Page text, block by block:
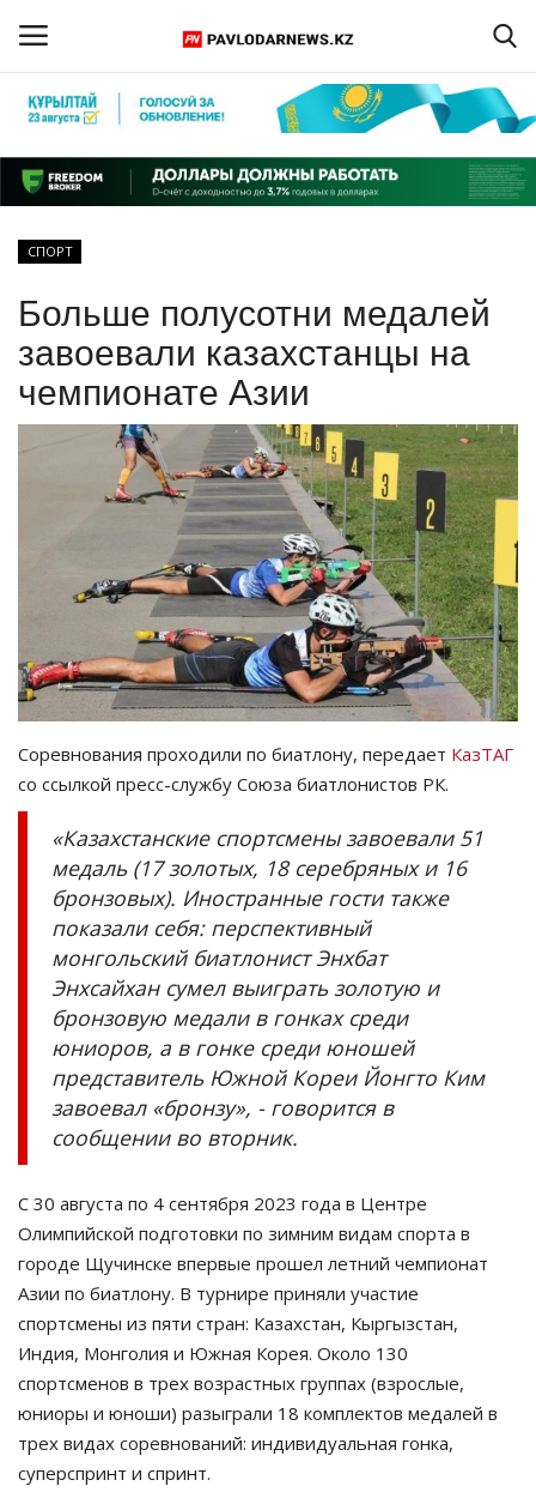
Регистрация
Главная
ПАВЛОДАРСКАЯ ОБЛАСТЬ
КАЗАХСТАН
МИР
РАЗВЛЕЧЕНИЯ
OFFICIAL
Курултай
Язык
Қазақша Русский
СПОРТ
Больше полусотни медалей
завоевали казахстанцы на
чемпионате Азии
Соревнования проходили по биатлону, передает КазТАГ
со ссылкой пресс-службу Союза биатлонистов РК.
«Казахстанские спортсмены завоевали 51
медаль (17 золотых, 18 серебряных и 16
бронзовых). Иностранные гости также
показали себя: перспективный
монгольский биатлонист Энхбат
Энхсайхан сумел выиграть золотую и
бронзовую медали в гонках среди
юниоров, а в гонке среди юношей
представитель Южной Кореи Йонгто Ким
завоевал «бронзу», - говорится в
сообщении во вторник.
С 30 августа по 4 сентября 2023 года в Центре
Олимпийской подготовки по зимним видам спорта в
городе Щучинске впервые прошел летний чемпионат
Азии по биатлону. В турнире приняли участие
спортсмены из пяти стран: Казахстан, Кыргызстан,
Индия, Монголия и Южная Корея. Около 130
спортсменов в трех возрастных группах (взрослые,
юниоры и юноши) разыграли 18 комплектов медалей в
трех видах соревнований: индивидуальная гонка,
суперспринт и спринт.